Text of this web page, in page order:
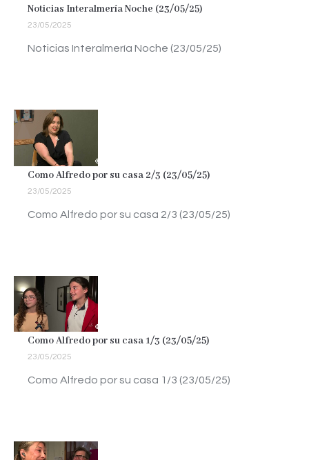
Noticias Interalmería Noche (23/05/25)
23/05/2025
Noticias Interalmería Noche (23/05/25)
Como Alfredo por su casa 2/3 (23/05/25)
23/05/2025
Como Alfredo por su casa 2/3 (23/05/25)
Como Alfredo por su casa 1/3 (23/05/25)
23/05/2025
Como Alfredo por su casa 1/3 (23/05/25)